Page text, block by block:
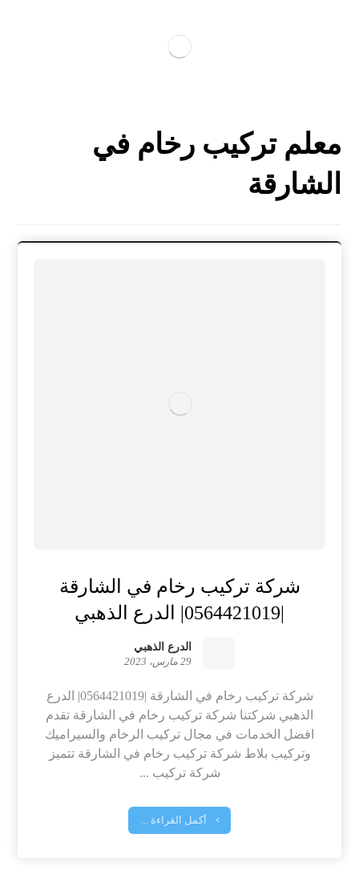
معلم تركيب رخام في
الشارقة
شركة تركيب رخام في الشارقة
الدرع الذهبي
29 مارس، 2023
شركة تركيب رخام في الشارقة |0564421019| الدرع
الذهبي شركتنا شركة تركيب رخام في الشارقة تقدم
افضل الخدمات في مجال تركيب الرخام والسيراميك
وتركيب بلاط شركة تركيب رخام في الشارقة تتميز
شركة تركيب ...
أكمل القراءة ...